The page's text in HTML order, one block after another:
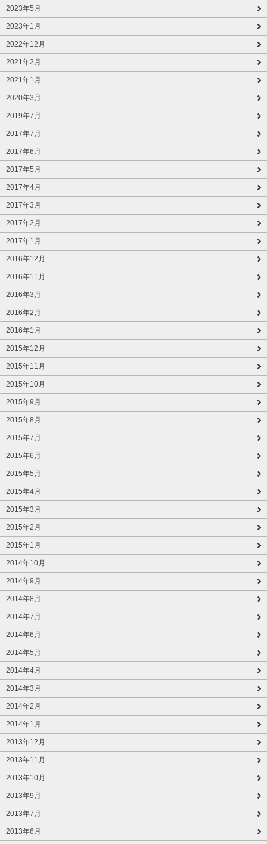
2023年5月
2023年1月
2022年12月
2021年2月
2021年1月
2020年3月
2019年7月
2017年7月
2017年6月
2017年5月
2017年4月
2017年3月
2017年2月
2017年1月
2016年12月
2016年11月
2016年3月
2016年2月
2016年1月
2015年12月
2015年11月
2015年10月
2015年9月
2015年8月
2015年7月
2015年6月
2015年5月
2015年4月
2015年3月
2015年2月
2015年1月
2014年10月
2014年9月
2014年8月
2014年7月
2014年6月
2014年5月
2014年4月
2014年3月
2014年2月
2014年1月
2013年12月
2013年11月
2013年10月
2013年9月
2013年7月
2013年6月